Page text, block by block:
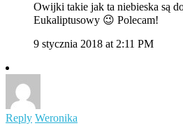
Owijki takie jak ta niebieska są
Eukaliptusowy 😉 Polecam!
9 stycznia 2018 at 2:11 PM
Reply Weronika